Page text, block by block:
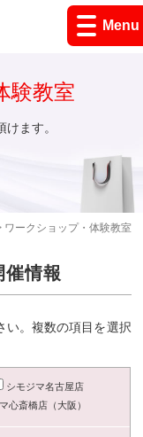
Menu
ワークショップ・体験教室
験教室
ます。
催情報
い。複数の項目を選択
シモジマ名古屋店
心斎橋店（大阪）